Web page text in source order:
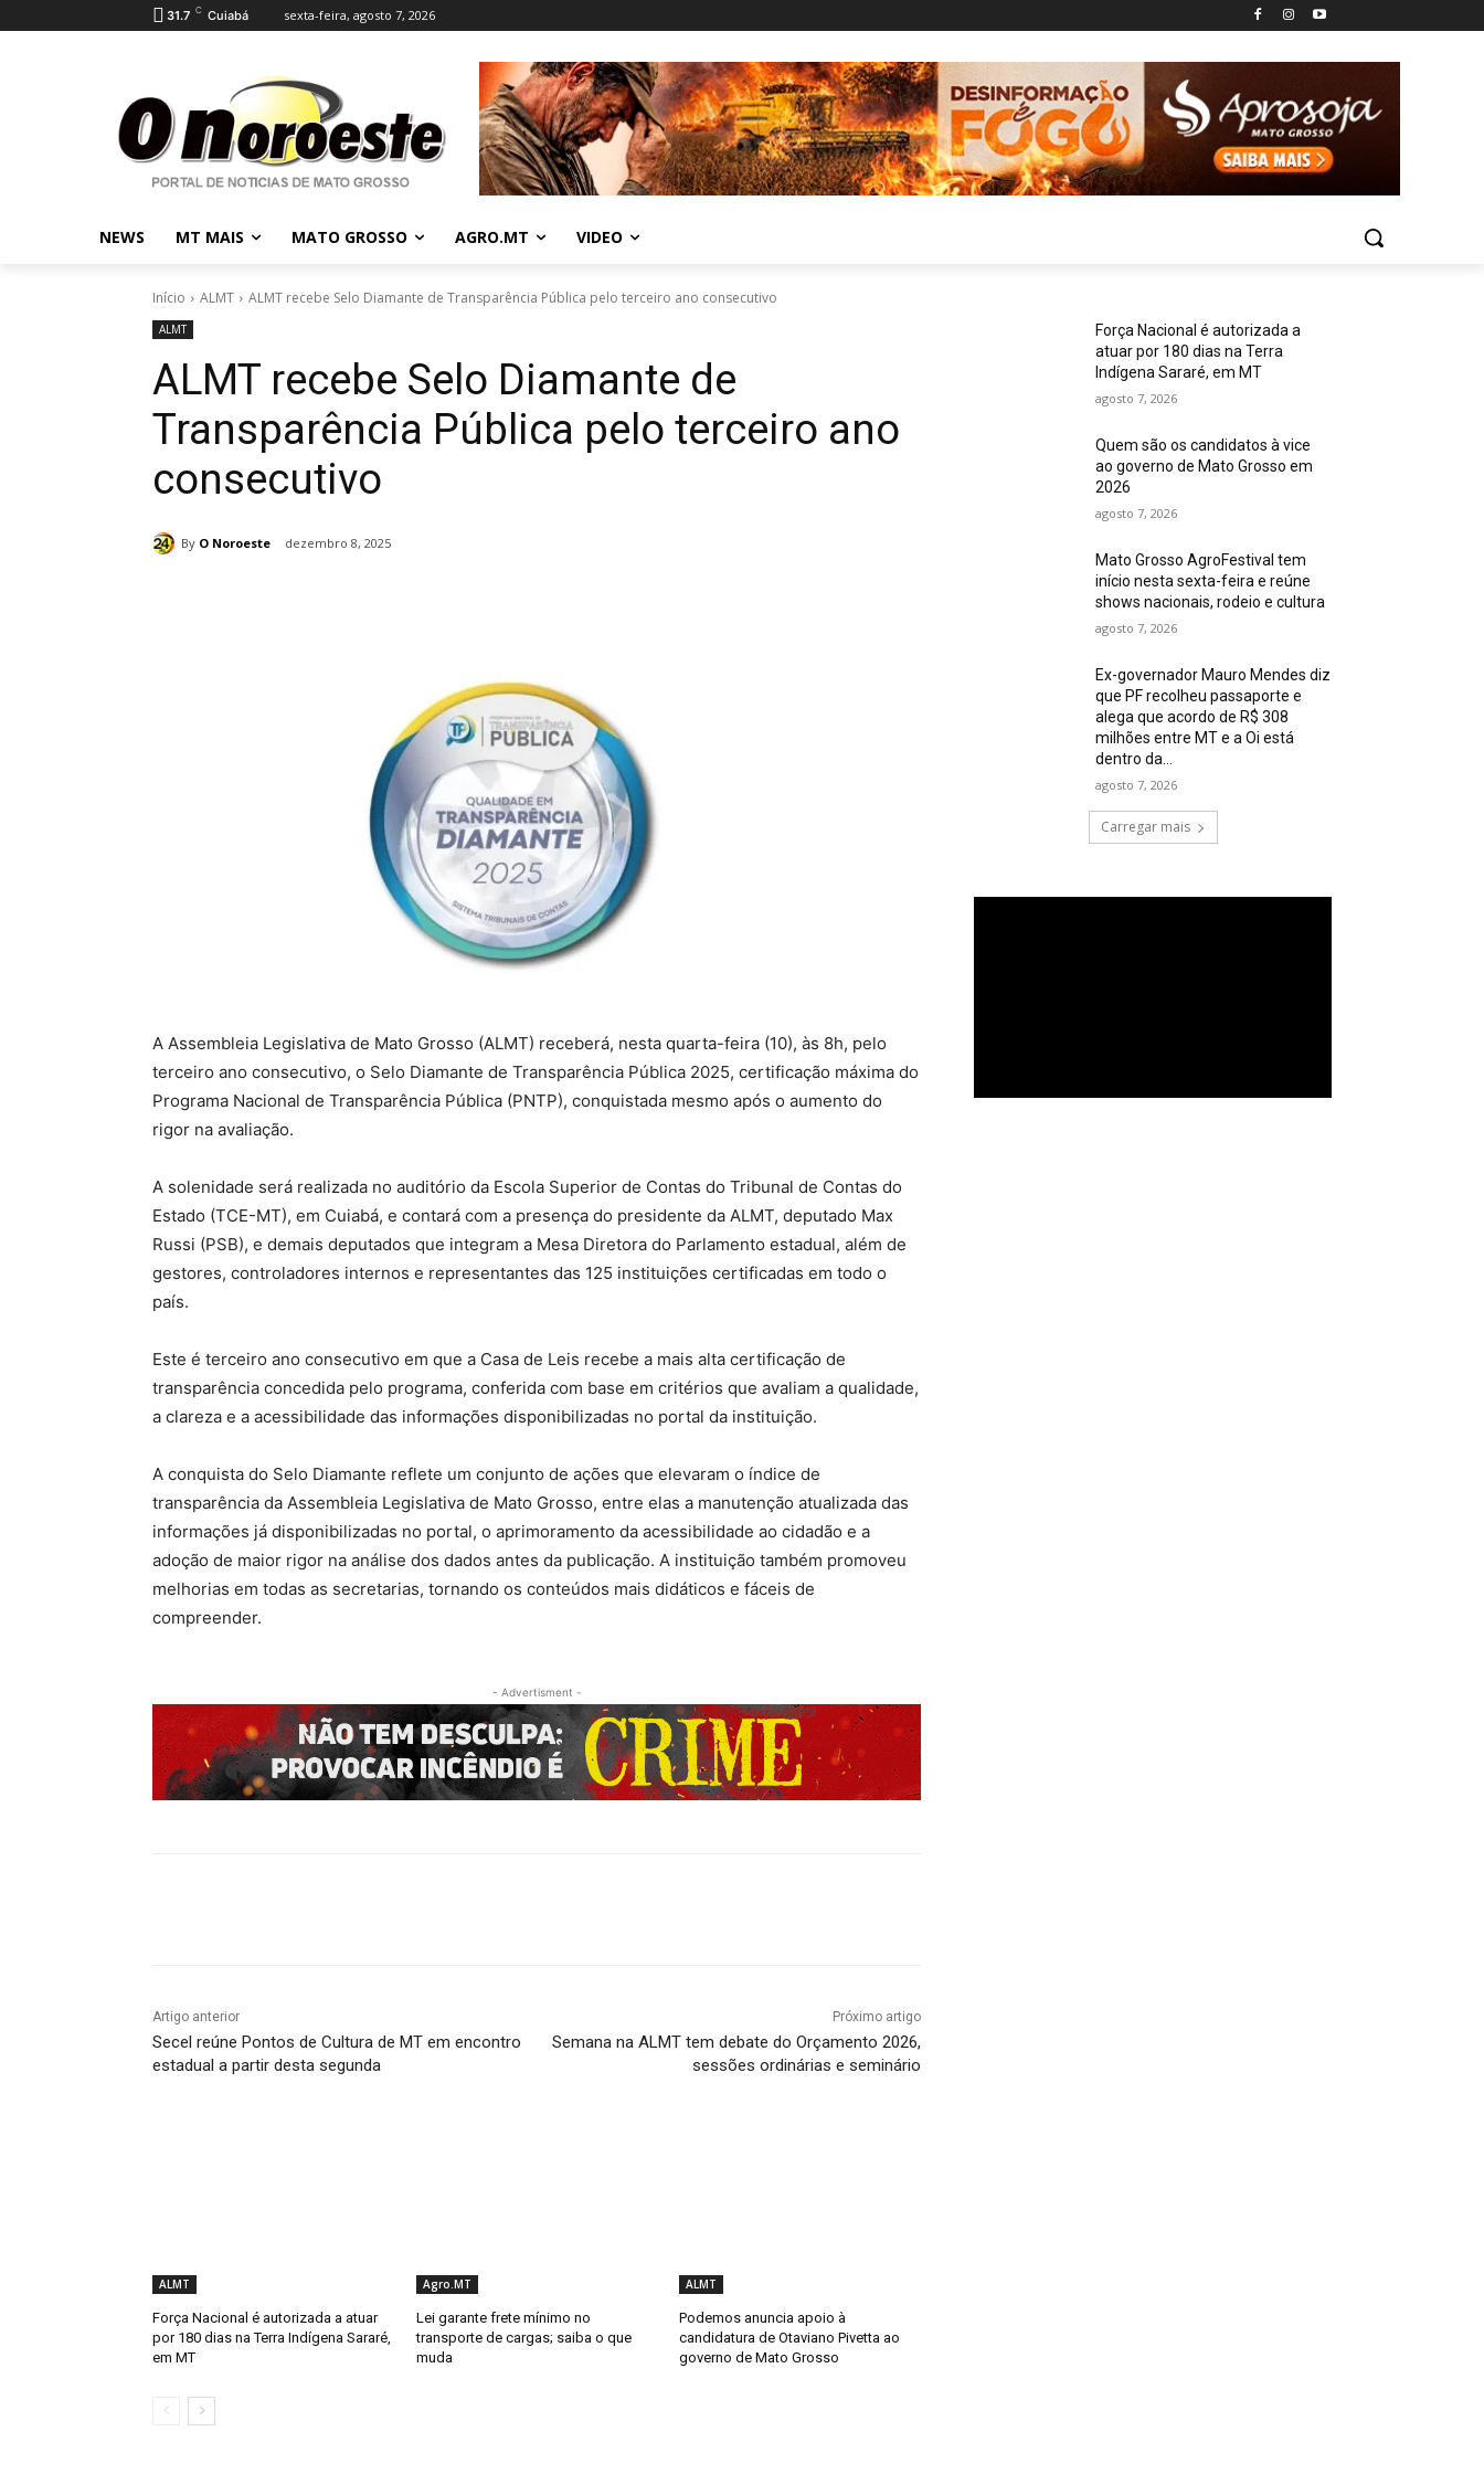
31.7 C Cuiabá sexta-feira, agosto 7, 2026
NEWS MT MAIS MATO GROSSO AGRO.MT VIDEO
Início ALMT ALMT recebe Selo Diamante de Transparência Pública pelo terceiro ano consecutivo
ALMT
ALMT recebe Selo Diamante de
Transparência Pública pelo terceiro ano
consecutivo
By O Noroeste dezembro 8, 2025
A Assembleia Legislativa de Mato Grosso (ALMT) receberá, nesta quarta-feira (10), às 8h, pelo
terceiro ano consecutivo, o Selo Diamante de Transparência Pública 2025, certificação máxima do
Programa Nacional de Transparência Pública (PNTP), conquistada mesmo após o aumento do
rigor na avaliação.
A solenidade será realizada no auditório da Escola Superior de Contas do Tribunal de Contas do
Estado (TCE-MT), em Cuiabá, e contará com a presença do presidente da ALMT, deputado Max
Russi (PSB), e demais deputados que integram a Mesa Diretora do Parlamento estadual, além de
gestores, controladores internos e representantes das 125 instituições certificadas em todo o
país.
Este é terceiro ano consecutivo em que a Casa de Leis recebe a mais alta certificação de
transparência concedida pelo programa, conferida com base em critérios que avaliam a qualidade,
a clareza e a acessibilidade das informações disponibilizadas no portal da instituição.
A conquista do Selo Diamante reflete um conjunto de ações que elevaram o índice de
transparência da Assembleia Legislativa de Mato Grosso, entre elas a manutenção atualizada das
informações já disponibilizadas no portal, o aprimoramento da acessibilidade ao cidadão e a
adoção de maior rigor na análise dos dados antes da publicação. A instituição também promoveu
melhorias em todas as secretarias, tornando os conteúdos mais didáticos e fáceis de
compreender.
- Advertisment -
Artigo anterior
Secel reúne Pontos de Cultura de MT em encontro
estadual a partir desta segunda
Próximo artigo
Semana na ALMT tem debate do Orçamento 2026,
sessões ordinárias e seminário
ALMT
Força Nacional é autorizada a atuar
por 180 dias na Terra Indígena Sararé,
em MT
Agro.MT
Lei garante frete mínimo no
transporte de cargas; saiba o que
muda
ALMT
Podemos anuncia apoio à
candidatura de Otaviano Pivetta ao
governo de Mato Grosso
Força Nacional é autorizada a
atuar por 180 dias na Terra
Indígena Sararé, em MT
agosto 7, 2026
Quem são os candidatos à vice
ao governo de Mato Grosso em
2026
agosto 7, 2026
Mato Grosso AgroFestival tem
início nesta sexta-feira e reúne
shows nacionais, rodeio e cultura
agosto 7, 2026
Ex-governador Mauro Mendes diz
que PF recolheu passaporte e
alega que acordo de R$ 308
milhões entre MT e a Oi está
dentro da...
agosto 7, 2026
Carregar mais